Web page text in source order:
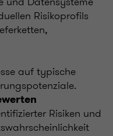
Risikoprofils
auf typische
Risiken und